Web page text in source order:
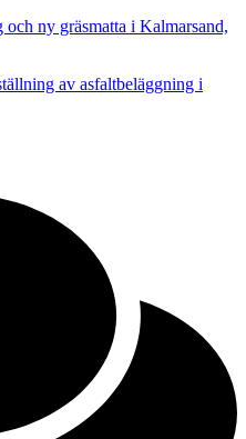
ny gräsmatta i Kalmarsand,
av asfaltbeläggning i